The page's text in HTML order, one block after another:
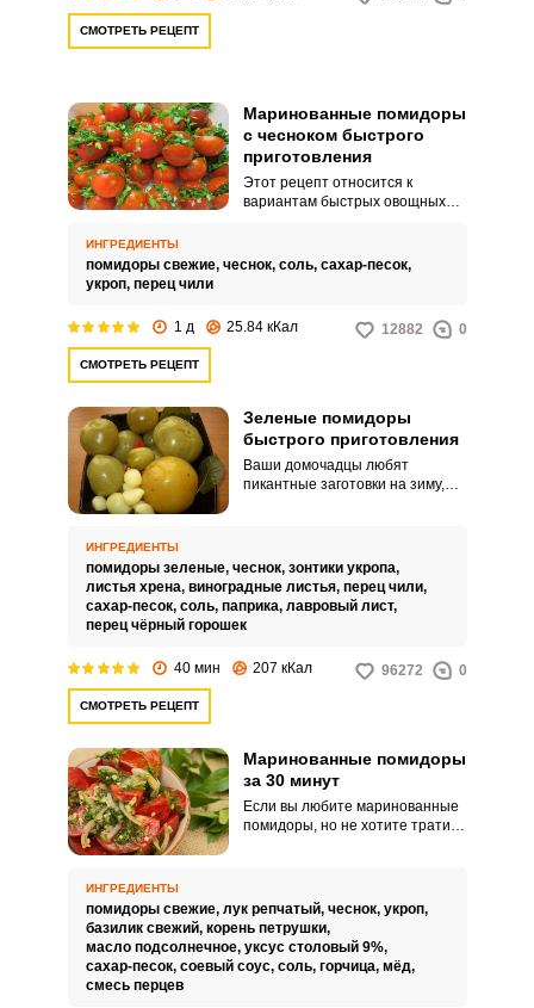
СМОТРЕТЬ РЕЦЕПТ
Маринованные помидоры
с чесноком быстрого
приготовления
Этот рецепт относится к
вариантам быстрых овощных
потратите не более 15 минут и
ИНГРЕДИЕНТЫ
помидоры свежие, чеснок, соль, сахар-песок,
укроп, перец чили
1 д 25.84 кКал 12882 0
СМОТРЕТЬ РЕЦЕПТ
Зеленые помидоры
быстрого приготовления
Ваши домочадцы любят
пикантные заготовки на зиму,
этим возиться? На выручку
придет рецепт зеленых
помидоров быстрого
приготовления. Готовится салат
оцените.
ИНГРЕДИЕНТЫ
помидоры зеленые, чеснок, зонтики укропа,
листья хрена, виноградные листья, перец чили,
сахар-песок, соль, паприка, лавровый лист,
перец чёрный горошек
40 мин 207 кКал 96272 0
СМОТРЕТЬ РЕЦЕПТ
Маринованные помидоры
за 30 минут
Если вы любите маринованные
помидоры, но не хотите тратить
минут придет к вам на помощь.
Готовые помидоры по этому
рецепту отличаются
прекрасным насыщенным
вкусом, непревзойденным
ИНГРЕДИЕНТЫ
помидоры свежие, лук репчатый, чеснок, укроп,
базилик свежий, корень петрушки,
масло подсолнечное, уксус столовый 9%,
сахар-песок, соевый соус, соль, горчица, мёд,
смесь перцев